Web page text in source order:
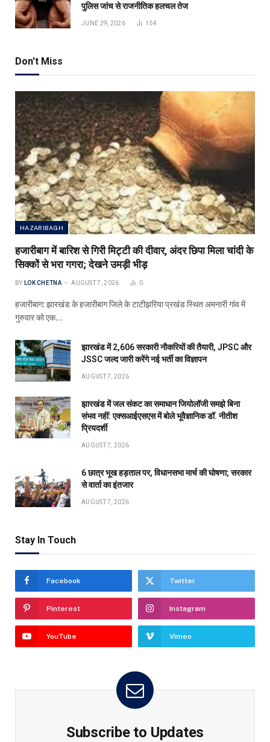
पुलिस जांच से राजनीतिक हलचल तेज
JUNE 29, 2026 154
Don't Miss
HAZARIBAGH
हजारीबाग में बारिश से गिरी मिट्टी की दीवार, अंदर छिपा मिला चांदी के
सिक्कों से भरा गगरा; देखने उमड़ी भीड़
BY LOK CHETNA AUGUST 7, 2026 0
हजारीबाग: झारखंड के हजारीबाग जिले के टाटीझरिया प्रखंड स्थित अमनारी गांव में
गुरुवार को एक…
झारखंड में 2,606 सरकारी नौकरियों की तैयारी, JPSC और
JSSC जल्द जारी करेंगे नई भर्ती का विज्ञापन
AUGUST 7, 2026
झारखंड में जल संकट का समाधान जियोलॉजी समझे बिना
संभव नहीं: एक्सआईएसएस में बोले भूवैज्ञानिक डॉ. नीतीश
प्रियदर्शी
AUGUST 7, 2026
6 छात्र भूख हड़ताल पर, विधानसभा मार्च की घोषणा; सरकार
से वार्ता का इंतजार
AUGUST 7, 2026
Stay In Touch
Facebook Twitter
Pinterest Instagram
YouTube Vimeo
Subscribe to Updates